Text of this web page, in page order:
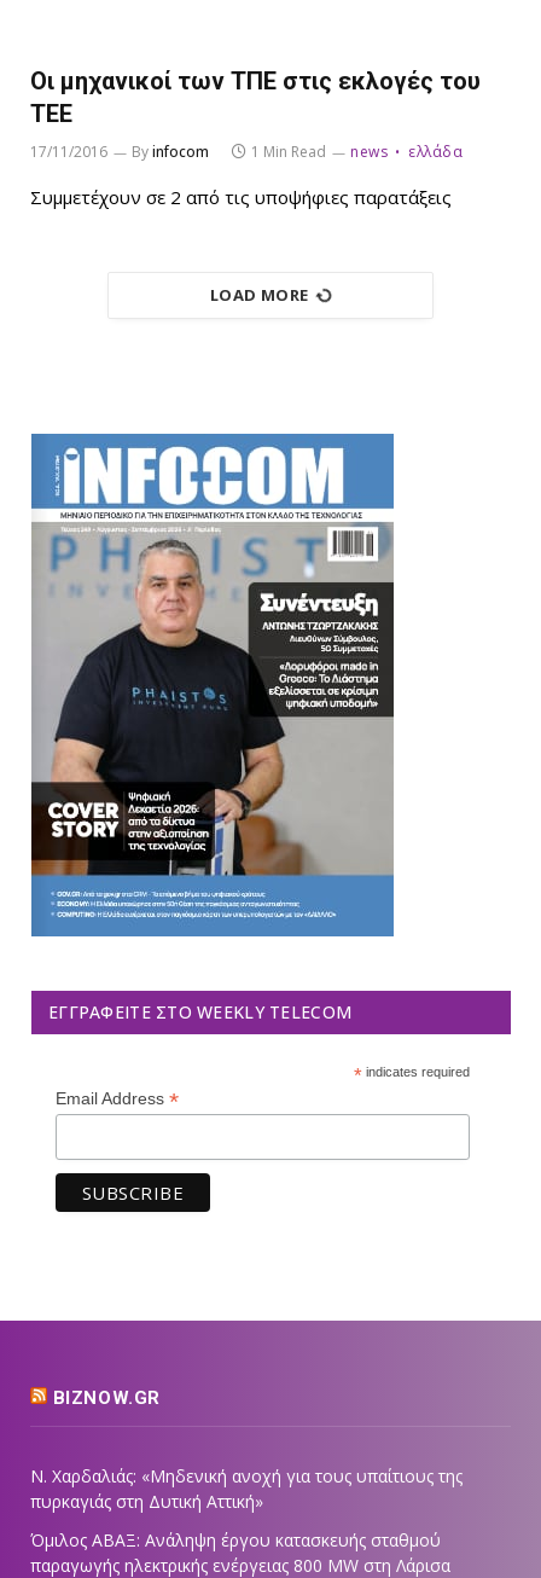
Οι μηχανικοί των ΤΠΕ στις εκλογές του
TEE
17/11/2016 Byinfocom 1 Min Read news ελλάδα
Συμμετέχουν σε 2 από τις υποψήφιες παρατάξεις
LOAD MORE
ΕΓΓΡΑΦΕΊΤΕ ΣΤΟ WEEKLY TELECOM
*indicates required
Email Address *
BIZNOW.GR
Ν. Χαρδαλιάς: «Μηδενική ανοχή για τους υπαίτιους της
πυρκαγιάς στη Δυτική Αττική»
Όμιλος ΑΒΑΞ: Ανάληψη έργου κατασκευής σταθμού
παραγωγής ηλεκτρικής ενέργειας 800 ΜW στη Λάρισα